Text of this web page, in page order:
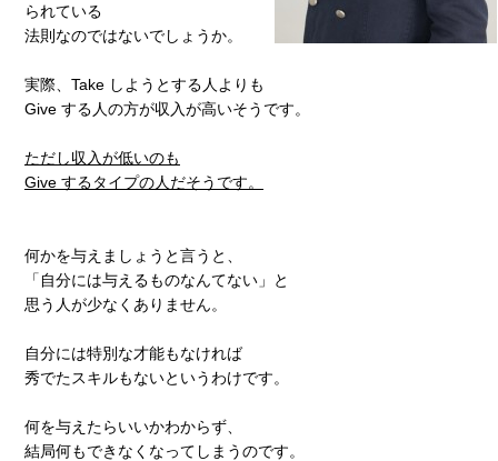
られている
法則なのではないでしょうか。
実際、Take しようとする人よりも
Give する人の方が収入が高いそうです。
ただし収入が低いのも
Give するタイプの人だそうです。
何かを与えましょうと言うと、
「自分には与えるものなんてない」と
思う人が少なくありません。
自分には特別な才能もなければ
秀でたスキルもないというわけです。
何を与えたらいいかわからず、
結局何もできなくなってしまうのです。